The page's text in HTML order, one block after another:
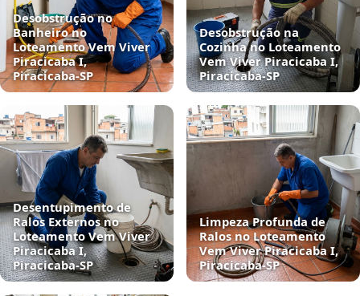
Desobstrução no
Banheiro no
Loteamento Vem Viver
Piracicaba I,
Piracicaba‑SP
Desobstrução na
Cozinha no Loteamento
Vem Viver Piracicaba I,
Piracicaba‑SP
Desentupimento de
Ralos Externos no
Loteamento Vem Viver
Piracicaba I,
Piracicaba‑SP
Limpeza Profunda de
Ralos no Loteamento
Vem Viver Piracicaba I,
Piracicaba‑SP